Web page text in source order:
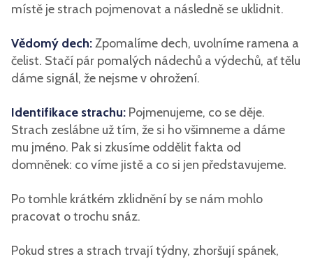
místě je strach pojmenovat a následně se uklidnit.
Vědomý dech:Zpomalíme dech, uvolníme ramena a
čelist. Stačí pár pomalých nádechů a výdechů, ať tělu
dáme signál, že nejsme v ohrožení.
Identifikace strachu: Pojmenujeme, co se děje.
Strach zeslábne už tím, že si ho všimneme a dáme
mu jméno. Pak si zkusíme oddělit fakta od
domněnek: co víme jistě a co si jen představujeme.
Po tomhle krátkém zklidnění by se nám mohlo
pracovat o trochu snáz.
Pokud stres a strach trvají týdny, zhoršují spánek,